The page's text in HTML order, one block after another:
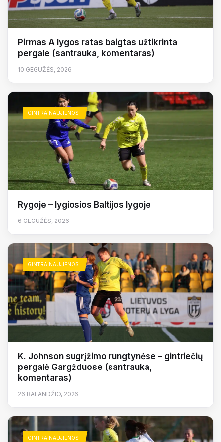
Pirmas A lygos ratas baigtas užtikrinta
pergale (santrauka, komentaras)
10 GEGUŽĖS, 2026
GINTRA NAUJIENOS
Rygoje – lygiosios Baltijos lygoje
6 GEGUŽĖS, 2026
GINTRA NAUJIENOS
K. Johnson sugrįžimo rungtynėse – gintriečių
pergalė Gargžduose (santrauka,
komentaras)
26 BALANDŽIO, 2026
GINTRA NAUJIENOS